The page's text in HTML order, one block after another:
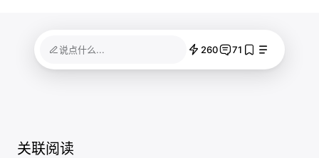
说点什么... 260 71
关联阅读